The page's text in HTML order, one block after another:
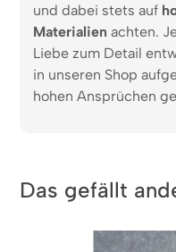
und dabei stets auf
Materialien achten.
Liebe zum Detail
in unseren Shop
hohen Ansprüchen
Das gefällt